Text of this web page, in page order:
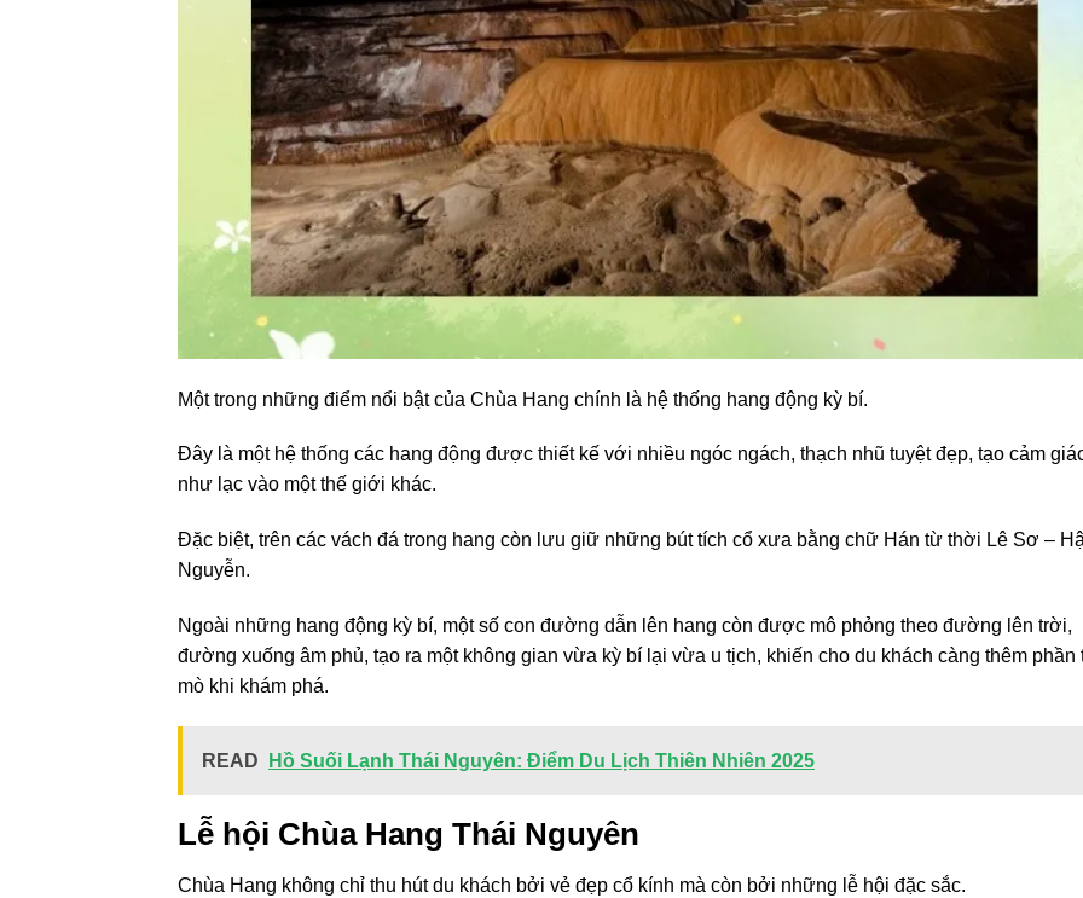
Một trong những điểm nổi bật của Chùa Hang chính là hệ thống hang động kỳ bí.
Đây là một hệ thống các hang động được thiết kế với nhiều ngóc ngách, thạch nhũ tuyệt đẹp, tạo cảm
như lạc vào một thế giới khác.
Đặc biệt, trên các vách đá trong hang còn lưu giữ những bút tích cổ xưa bằng chữ Hán từ thời Lê Sơ –
Nguyễn.
Ngoài những hang động kỳ bí, một số con đường dẫn lên hang còn được mô phỏng theo đường lên trời,
đường xuống âm phủ, tạo ra một không gian vừa kỳ bí lại vừa u tịch, khiến cho du khách càng thêm phần
mò khi khám phá.
READ Hồ Suối Lạnh Thái Nguyên: Điểm Du Lịch Thiên Nhiên 2025
Lễ hội Chùa Hang Thái Nguyên
Chùa Hang không chỉ thu hút du khách bởi vẻ đẹp cổ kính mà còn bởi những lễ hội đặc sắc.